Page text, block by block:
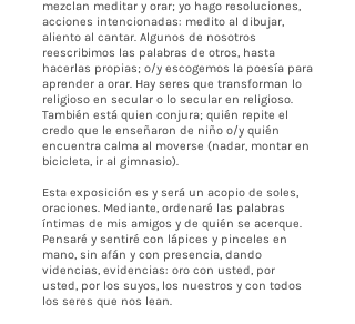
mezclan meditar y orar; yo hago resoluciones,
acciones intencionadas: medito al dibujar,
aliento al cantar. Algunos de nosotros
reescribimos las palabras de otros, hasta
hacerlas propias; o/y escogemos la poesía para
aprender a orar. Hay seres que transforman lo
religioso en secular o lo secular en religioso.
También está quien conjura; quién repite el
credo que le enseñaron de niño o/y quién
encuentra calma al moverse (nadar, montar en
bicicleta, ir al gimnasio).
Esta exposición es y será un acopio de soles,
oraciones. Mediante, ordenaré las palabras
íntimas de mis amigos y de quién se acerque.
Pensaré y sentiré con lápices y pinceles en
mano, sin afán y con presencia, dando
videncias, evidencias: oro con usted, por
usted, por los suyos, los nuestros y con todos
los seres que nos lean.